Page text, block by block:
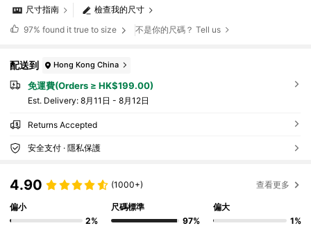
檢查我的尺寸
尺寸指南
97% found it true to size 不是你的尺碼？ Tell us
配送到 Hong Kong China
免運費(Orders ≥ HK$199.00)
​Est. Delivery: 8月11日 - 8月12日
Returns Accepted
安全支付 · 隱私保護
4.90 (1000+) 查看更多
偏小
2%
尺碼標準
97%
偏大
1%